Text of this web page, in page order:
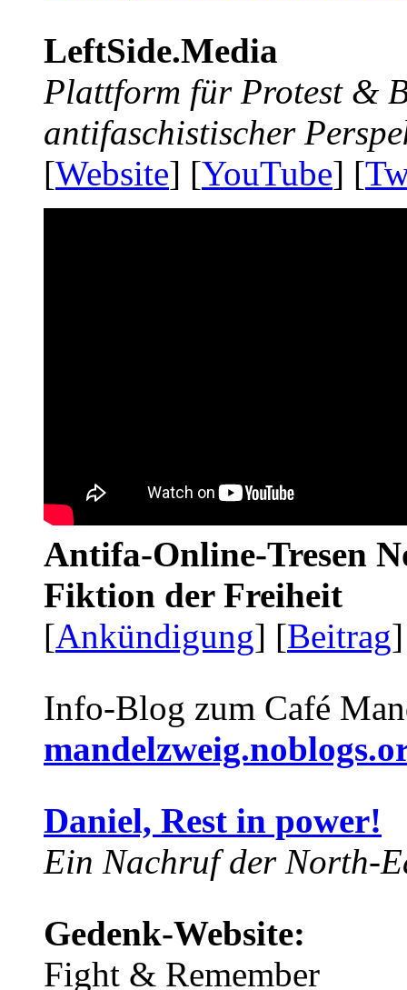
LeftSide.Media
Plattform für Protest &
antifaschistischer
[Website] [YouTube] [
Antifa-Online-Tresen
Fiktion der Freiheit
[Ankündigung] [Beitrag
Info-Blog zum Café
Daniel, Rest in power!
Ein Nachruf der North-
Gedenk-Website:
Fight & Remember